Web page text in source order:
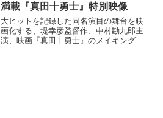
満載『真田十勇士』特別映像
大ヒットを記録した同名演目の舞台を映
画化する、堤幸彦監督作、中村勘九郎主
演、映画『真田十勇士』のメイキング満